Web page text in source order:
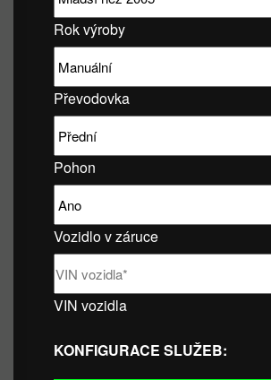
Rok výroby
Převodovka
Pohon
Vozidlo v záruce
VIN vozidla
KONFIGURACE SLUŽEB: